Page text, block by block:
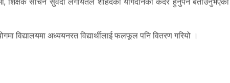
विद्यालयमा अध्ययनरत विद्यार्थीलाई फलफूल पनि वितरण गरियो ।